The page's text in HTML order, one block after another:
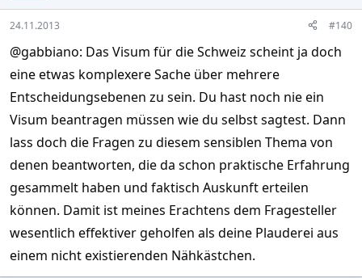
24.11.2013 #140
@gabbiano: Das Visum für die Schweiz scheint ja doch
eine etwas komplexere Sache über mehrere
Entscheidungsebenen zu sein. Du hast noch nie ein
Visum beantragen müssen wie du selbst sagtest. Dann
lass doch die Fragen zu diesem sensiblen Thema von
denen beantworten, die da schon praktische Erfahrung
gesammelt haben und faktisch Auskunft erteilen
können. Damit ist meines Erachtens dem Fragesteller
wesentlich effektiver geholfen als deine Plauderei aus
einem nicht existierenden Nähkästchen.